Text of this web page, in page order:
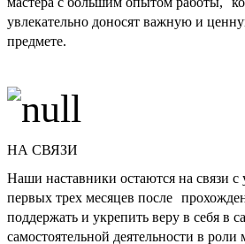
увлекательно доносят важную и
предмете.
НА СВЯЗИ
Наши наставники остаются на связи с
первых трех месяцев после
поддержать и укрепить веру в себя в
самостоятельной деятельности в роли